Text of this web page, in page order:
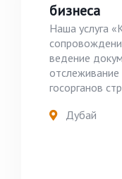
бизнеса
Наша услуга
ведение
госорганов
Дубай